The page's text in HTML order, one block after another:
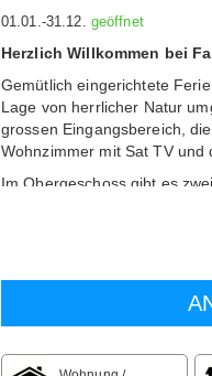
01.01.-31.12. geöffnet
Herzlich Willkommen bei
Gemütlich eingerichtete
Lage von herrlicher Natur
grossen Eingangsbereich,
Wohnzimmer mit Sat TV und
Im Obergeschoss gibt es
und haben die Möglichkeit
In der Ferienwohnug darf
Nebensaison vom 01.11 -